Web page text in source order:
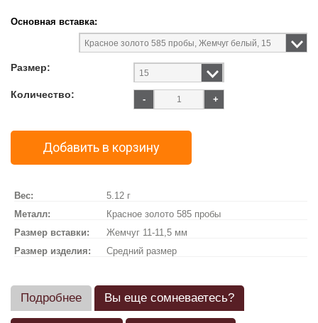
Основная вставка:
Размер:
Количество: - +
Добавить в корзину
Вес:
5.12 г
Металл:
Красное золото 585 пробы
Размер вставки:
Жемчуг 11-11,5 мм
Размер изделия:
Средний размер
Подробнее Вы еще сомневаетесь?